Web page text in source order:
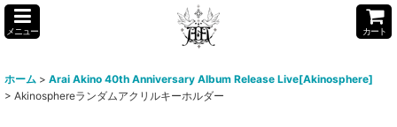
メニュー カート
ホーム > Arai Akino 40th Anniversary Album Release Live[Akinosphere]
> Akinosphereランダムアクリルキーホルダー